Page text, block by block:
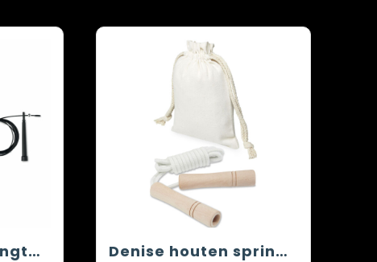
SNEL - Sport springtouw in opbergzak Denise houten springtouw in een katoenen zak